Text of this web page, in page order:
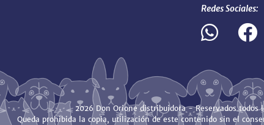
Redes Sociales:
2026 Don Orione distribuidora - Reservados todos
Queda prohibida la copia, utilización de este contenido sin el